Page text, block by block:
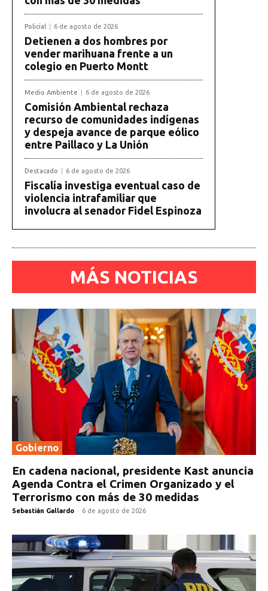
Policial 6 de agosto de 2026
Detienen a dos hombres por
vender marihuana frente a un
colegio en Puerto Montt
Medio Ambiente 6 de agosto de 2026
Comisión Ambiental rechaza
recurso de comunidades indígenas
y despeja avance de parque eólico
entre Paillaco y La Unión
Destacado 6 de agosto de 2026
Fiscalía investiga eventual caso de
violencia intrafamiliar que
involucra al senador Fidel Espinoza
MÁS NOTICIAS
Gobierno
En cadena nacional, presidente Kast anuncia
Agenda Contra el Crimen Organizado y el
Terrorismo con más de 30 medidas
Sebastián Gallardo - 6 de agosto de 2026